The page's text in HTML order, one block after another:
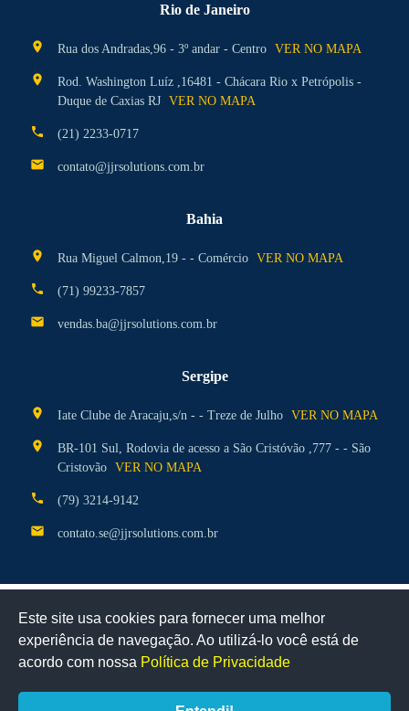
Rio de Janeiro
location_on Rua dos Andradas,96 - 3º andar - Centro VER NO MAPA
location_on
Rod. Washington Luíz ,16481 - Chácara Rio x Petrópolis -
Duque de Caxias RJ VER NO MAPA
phone (21) 2233-0717
mail contato@jjrsolutions.com.br
Bahia
location_on Rua Miguel Calmon,19 - - Comércio VER NO MAPA
phone (71) 99233-7857
mail vendas.ba@jjrsolutions.com.br
Sergipe
location_on Iate Clube de Aracaju,s/n - - Treze de Julho VER NO MAPA
location_on
BR-101 Sul, Rodovia de acesso a São Cristóvão ,777 - - São
Cristovão VER NO MAPA
phone (79) 3214-9142
mail contato.se@jjrsolutions.com.br
Certificados
Clique aqui para ver a disponibilidade
Este site usa cookies para fornecer uma melhor
experiência de navegação. Ao utilizá-lo você está de
acordo com nossa Política de Privacidade